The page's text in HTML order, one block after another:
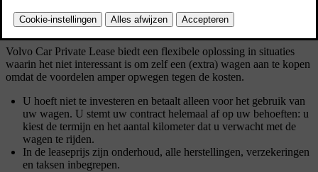
Belangrijkste voordelen
Volvo Car Private Lease biedt een flexibele oplossing in situaties
waarin het niet interessant is om zelf een (extra) wagen aan te kopen
omdat de voordelen amper opwegen tegen de kosten.
U hoeft niet te investeren en betaalt alleen voor het gebruik van
uw wagen. U stemt uw contract helemaal af op uw behoeften: u
kiest de termijn en het aantal kilometer dat u verwacht met de
wagen te rijden.
In de leaseprijs zijn onderhoud, alle herstellingen, verzekeringen
en taksen inbegrepen.